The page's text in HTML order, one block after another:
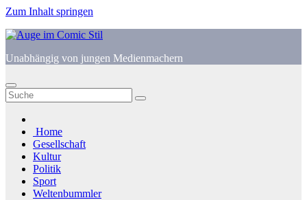
Zum Inhalt springen
Unabhängig von jungen Medienmachern
Home
Gesellschaft
Kultur
Politik
Sport
Weltenbummler